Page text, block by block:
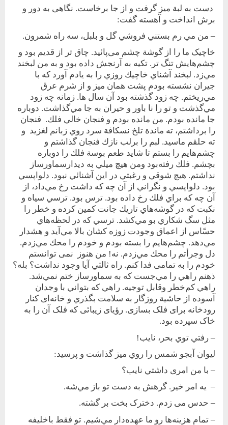
دست به لبة ميز گرفت و از جا برخاست. نگاهی به دور و
برش انداخت و آهسته گفت:
– من مي رم بستني فروشي گل و بلبل، سه راه شمرون.
خاچيک ما را از گوشة چشم می‌پائيد. چاق تر از قديم بود و
چشم‌هايش تنگ تر. تكيه به آرنجش داده بود و به من لبخند
مي‌زد. لبخند آشناي خاچيك روزي را به يادم آورد كه با
جيران نشسته بودم پشت همان ميز و از شرم عرق
مي‌ريختم. چه زود گذشته بود آن سال ها. زمانه چه زود
مي‌گذشت و تو را نا باور و حيران به جا مي‌گذاشت. دوباره
جا مانده‌ بودم. من مانده بودم و فنجان خالي فلك. فنجان
را برداشتم، ته ماندة تلخ نسكافة سرد روي زبانم لغزيد و
ته‌ حلقم ماسيد. لبم را بر‌لب نازك فنجان‌ گذاشتم و
چشم‌هايم را بستم تا شايد طعم ‌بوسة فلك را دوباره
بچشم. فلك رفته‌بود و‌من هيچ ميلي به ديدارسماورساز
نداشتم. هيچ شوقي و‌ رغبتي در اين آشنائي نبود. دلواپسي
بود. دلواپسي و نگراني از آن چه كه داشت رخ مي‌داد، از
آن چه كه براي فلك رخ داده بود. ترس بود. ترسي سياه و
نكبت كه در گوشه‌هاي تاريك جانت كمين كرده و خطر را
مثل سگ شكاري بو مي‌كشد. ترسي كه در لحظه‌هاي
حسّاس از اعماق وجودت زوزه كشان بالا مي‌آيد و هشدار
مي‌دهد. چشم‌هايم را بسته بودم و خودم را محك مي‌زدم.
دل ‌و‌جرأتم را محك مي‌زدم. نه! من‌ هنوز‌ نمی توانستم
خودم را به تمامی فدا کنم. راه ثالثي آيا وجود نداشت؟ بله؟
ذهنم راهي را مي‌جست كه به سماورساز ختم نمي‌شد.
راهي كم‌خطر و‌قابل توجيه. راهي كه بتواني با وجدان
آسوده از حاشية روزگار به ‌سلامت بگذري و خانه‌ای کنار
رودخانه برای فلک بسازی. رؤيای زيبائی که فلک آن را به
خاک سپرده بود.
– رفتي توي بحر، نايب!
ليوان آبجو شمس را روي ميز گذاشت و پرسيد:
– با من امری داشتي نايب؟
– يه امر خير. گرهش به دست تو باز مي‌شه.
– حدس می زدم. دخترک بخت بر گشته.
– تمام هزينه‌ها رو ما عهده‌دار مي‌شيم. تو فقط با‌خليفه